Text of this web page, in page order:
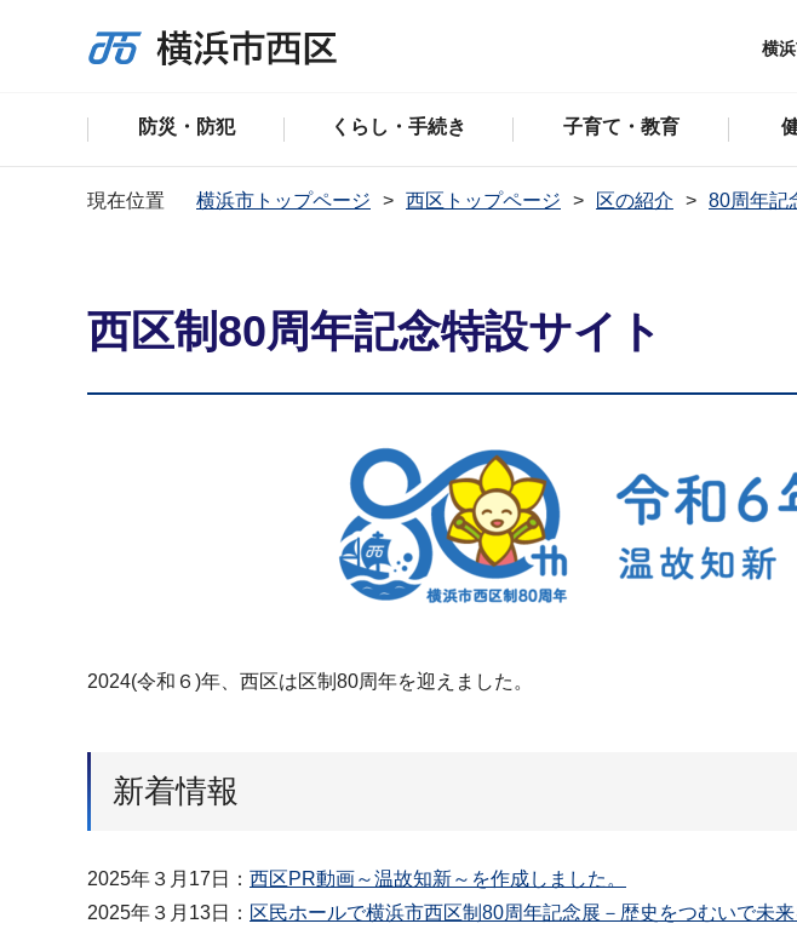
横
防災・防犯 くらし・手続き 子育て・教育
現在位置 横浜市トップページ 西区トップページ 区の紹介 80周年記
西区制80周年記念特設サイト
2024(令和６)年、西区は区制80周年を迎えました。
新着情報
2025年３月17日： 西区PR動画～温故知新～を作成しました。
2025年３月13日： 区民ホールで横浜市西区制80周年記念展－歴史をつむいで未